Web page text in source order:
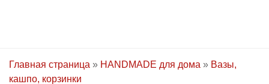
Главная страница » HANDMADE для дома » Вазы,
кашпо, корзинки